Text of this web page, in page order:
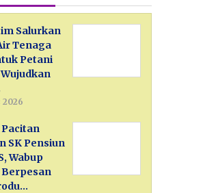
Salurkan
Tenaga
Petani
2026
SK Pensiun
Wabup